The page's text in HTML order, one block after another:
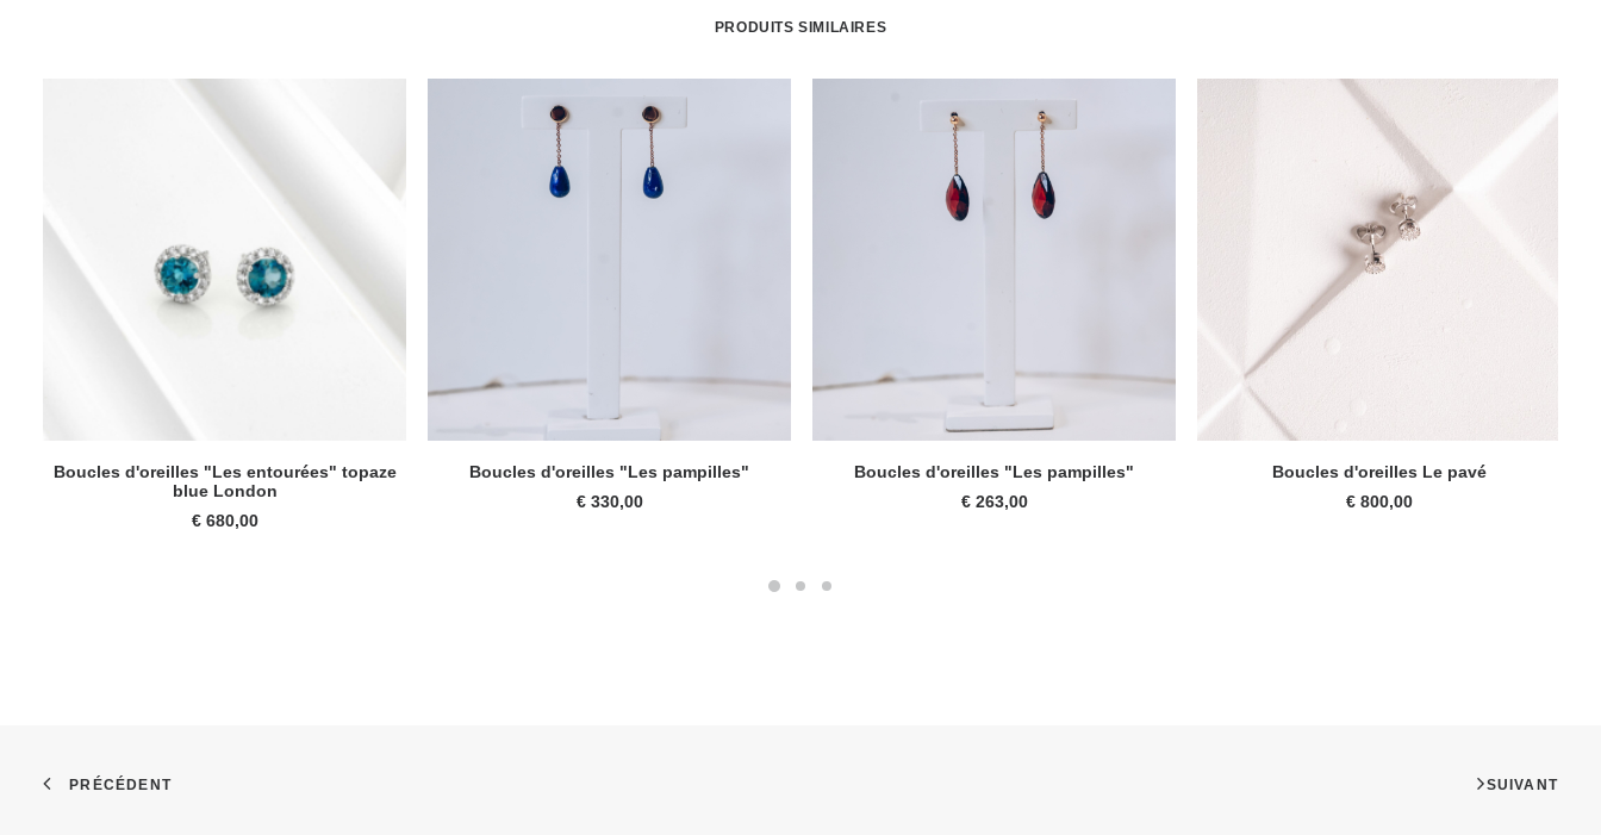
PRODUITS SIMILAIRES
AJOUTER AU PANIER
Boucles d'oreilles "Les entourées" topaze
blue London
€680,00
AJOUTER AU PANIER
Boucles d'oreilles "Les pampilles"
€330,00
LIRE LA SUITE
Boucles d'oreilles "Les pampilles"
€263,00
AJOUTER AU PANIER
Boucles d'oreilles Le pavé
€800,00